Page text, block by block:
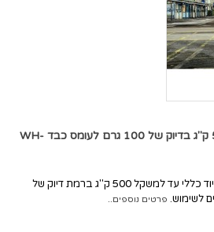
משקל תליה דיגיטלי עד 500 ק"ג בדיוק של 100 גרם לעומס כבד WH-
מאפשר שקילה לעומס כבד, ציוד כללי עד למשקל 500 ק"ג ברמת דיוק של
פרטים נוספים..